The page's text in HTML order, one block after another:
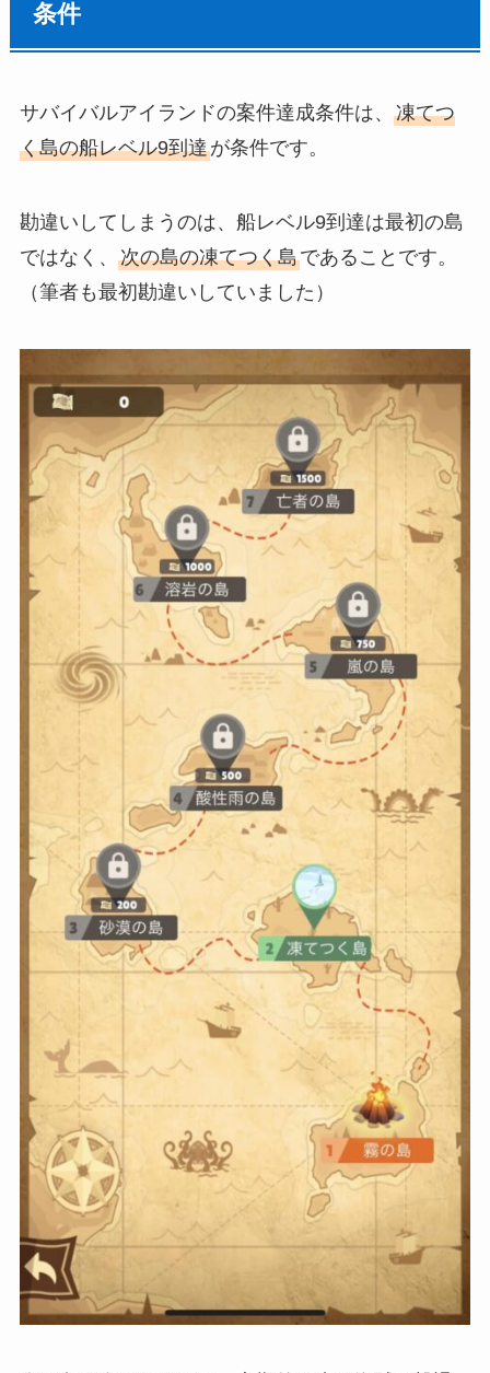
条件
サバイバルアイランドの案件達成条件は、 凍てつ
く島の船レベル9到達が条件です。
勘違いしてしまうのは、船レベル9到達は最初の島
ではなく、 次の島の凍てつく島であることです。
（筆者も最初勘違いしていました）